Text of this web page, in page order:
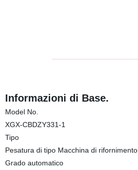
Informazioni di Base.
Model No.
XGX-CBDZY331-1
Tipo
Pesatura di tipo Macchina di rifornimento
Grado automatico